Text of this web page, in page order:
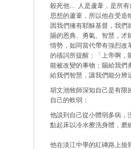
殺死他… 人是蘆葦，是所有
思想的蘆葦，所以他在受造
因我們擁有耶穌基督，我
賜的恩典、勇氣、智慧，才
情勢，如同當代帶有強烈改
的禱詞所提醒：「上帝啊，
能被改變的事物；賜給我們
給我們智慧，讓我們能分辨
胡文池牧師深知自己是有限
自己的軟弱：
他談到自己從小體弱多病，
點起床以冷水擦洗身體，磨
他在淡江中學的紅磚路上撿